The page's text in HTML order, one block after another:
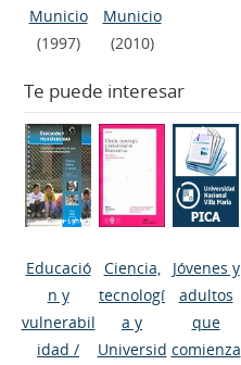
Municio
(1997)
Municio
(2010)
Te puede interesar
Educació
n y
vulnerabil
idad /
Ciencia,
tecnologí
a y
Universid
Jóvenes y
adultos
que
comienza